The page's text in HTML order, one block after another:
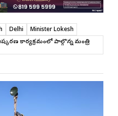
Delhi
Minister Lokesh
కార్యక్రమంలో పాల్గొన్న మంత్రి